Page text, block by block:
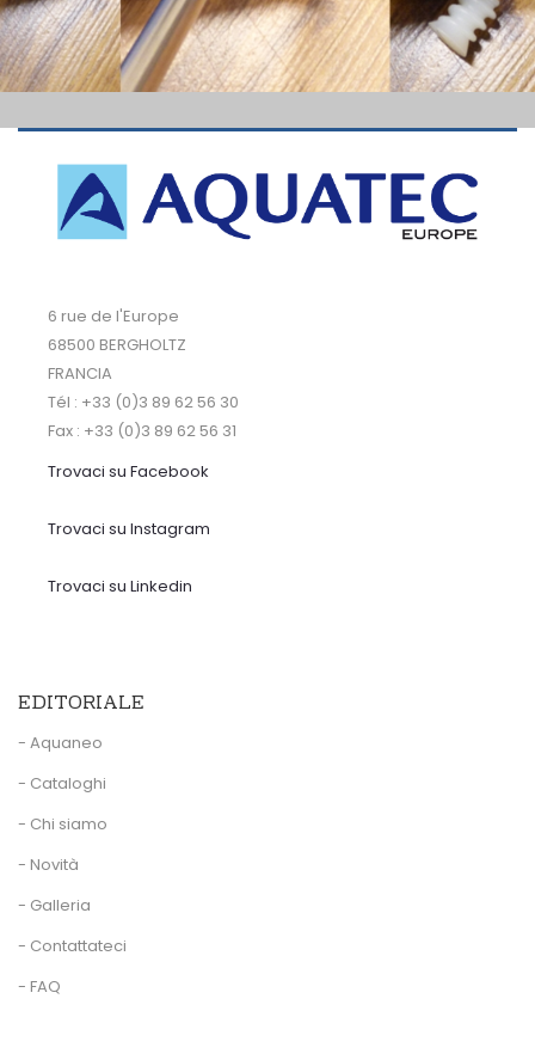
6 rue de l'Europe
68500 BERGHOLTZ
FRANCIA
Tél : +33 (0)3 89 62 56 30
Fax : +33 (0)3 89 62 56 31
Trovaci su Facebook
Trovaci su Instagram
Trovaci su Linkedin
EDITORIALE
- Aquaneo
- Cataloghi
- Chi siamo
- Novità
- Galleria
- Contattateci
- FAQ